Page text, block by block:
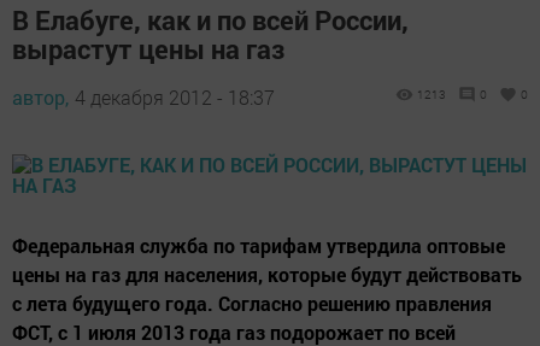
В Елабуге, как и по всей России,
вырастут цены на газ
автор, 4 декабря 2012 - 18:37 1213 0 0
Федеральная служба по тарифам утвердила оптовые
цены на газ для населения, которые будут действовать
с лета будущего года. Согласно решению правления
ФСТ, с 1 июля 2013 года газ подорожает по всей